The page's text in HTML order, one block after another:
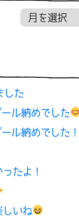
した
ル納めでした
ル納めでした！
たよ！
しいね